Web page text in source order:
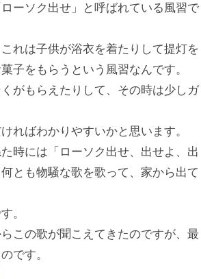
ーソク出せ」と呼ばれている風習で
れは子供が浴衣を着たりして提灯を
子をもらうという風習なんです。
がもらえたりして、その時は少しガ
ればわかりやすいかと思います。
時には「ローソク出せ、出せよ、出
とも物騒な歌を歌って、家から出て
。
この歌が聞こえてきたのですが、最
です。